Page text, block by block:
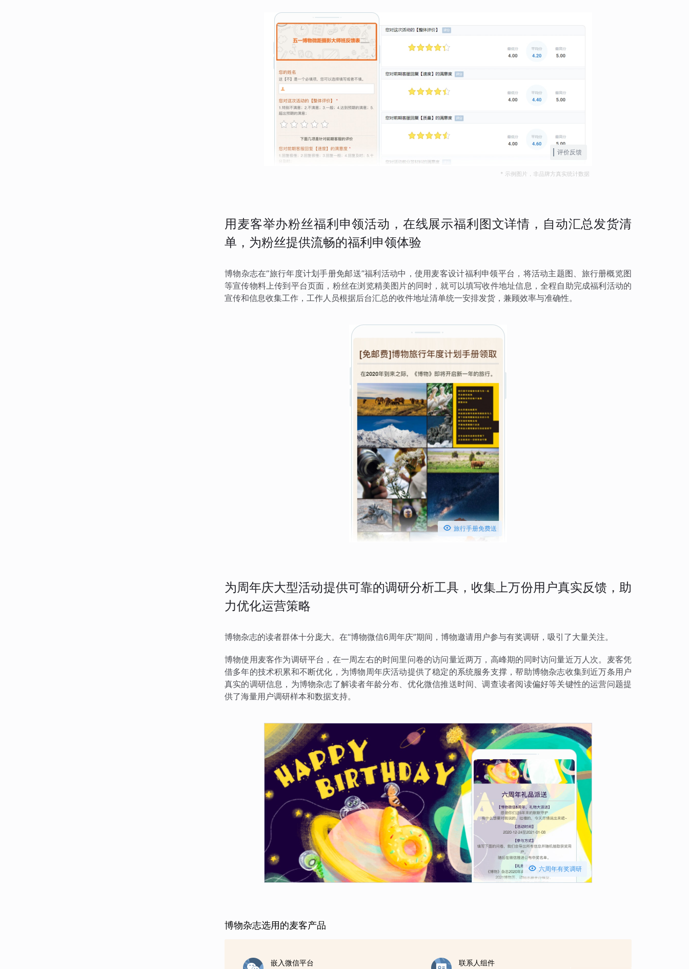
评价反馈
* 示例图片，非品牌方真实统计数据
用麦客举办粉丝福利申领活动，在线展示福利图文详情，自动汇总发货清
单，为粉丝提供流畅的福利申领体验
博物杂志在“旅行年度计划手册免邮送”福利活动中，使用麦客设计福利申领平台，将活动主题图、旅行册概览图
等宣传物料上传到平台页面，粉丝在浏览精美图片的同时，就可以填写收件地址信息，全程自助完成福利活动的
宣传和信息收集工作，工作人员根据后台汇总的收件地址清单统一安排发货，兼顾效率与准确性。
 旅行手册免费送
为周年庆大型活动提供可靠的调研分析工具，收集上万份用户真实反馈，助
力优化运营策略
博物杂志的读者群体十分庞大。在“博物微信6周年庆”期间，博物邀请用户参与有奖调研，吸引了大量关注。
博物使用麦客作为调研平台，在一周左右的时间里问卷的访问量近两万，高峰期的同时访问量近万人次。麦客凭
借多年的技术积累和不断优化，为博物周年庆活动提供了稳定的系统服务支撑，帮助博物杂志收集到近万条用户
真实的调研信息，为博物杂志了解读者年龄分布、优化微信推送时间、调查读者阅读偏好等关键性的运营问题提
供了海量用户调研样本和数据支持。
 六周年有奖调研
博物杂志选用的麦客产品
嵌入微信平台 联系人组件